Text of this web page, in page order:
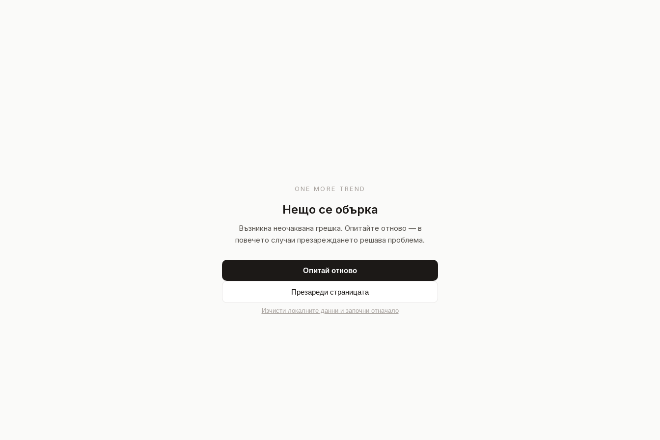
ONE MORE TREND
Нещо се обърка
Възникна неочаквана грешка. Опитайте отново — в
повечето случаи презареждането решава проблема.
Опитай отново
Презареди страницата
Изчисти локалните данни и започни отначало